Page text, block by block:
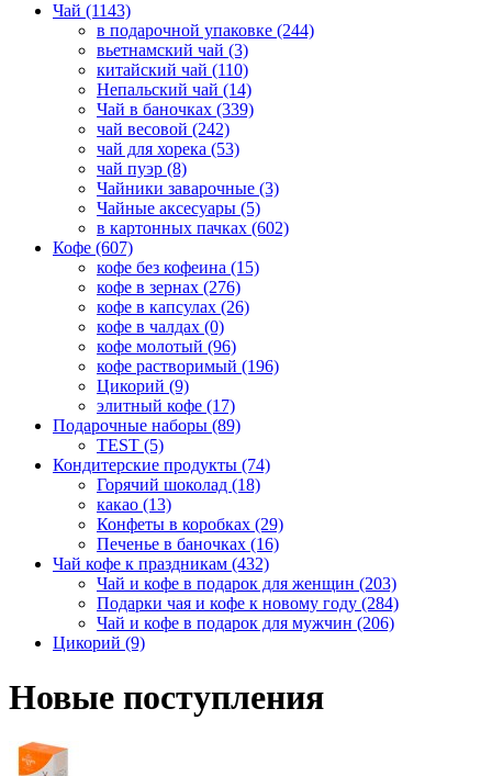
Чай (1143)
в подарочной упаковке (244)
вьетнамский чай (3)
китайский чай (110)
Непальский чай (14)
Чай в баночках (339)
чай весовой (242)
чай для хорека (53)
чай пуэр (8)
Чайники заварочные (3)
Чайные аксесуары (5)
в картонных пачках (602)
Кофе (607)
кофе без кофеина (15)
кофе в зернах (276)
кофе в капсулах (26)
кофе в чалдах (0)
кофе молотый (96)
кофе растворимый (196)
Цикорий (9)
элитный кофе (17)
Подарочные наборы (89)
TEST (5)
Кондитерcкие продукты (74)
Горячий шоколад (18)
какао (13)
Конфеты в коробках (29)
Печенье в баночках (16)
Чай кофе к праздникам (432)
Чай и кофе в подарок для женщин (203)
Подарки чая и кофе к новому году (284)
Чай и кофе в подарок для мужчин (206)
Цикорий (9)
Новые поступления